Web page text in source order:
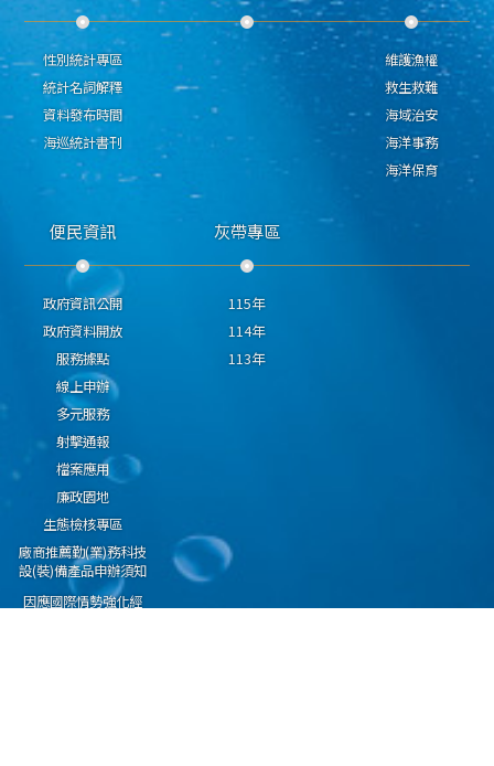
性別統計專區
統計名詞解釋
資料發布時間
海巡統計書刊
維護漁權
救生救難
海域治安
海洋事務
海洋保育
便民資訊
政府資訊公開
政府資料開放
服務據點
線上申辦
多元服務
射擊通報
檔案應用
廉政園地
生態檢核專區
廠商推薦勤(業)務科技
設(裝)備產品申辦須知
因應國際情勢強化經
灰帶專區
115年
114年
113年